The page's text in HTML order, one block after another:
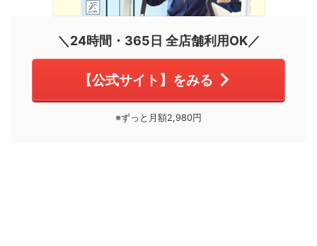
＼24時間・365日 全店舗利用OK／
【公式サイト】をみる
※ずっと月額2,980円